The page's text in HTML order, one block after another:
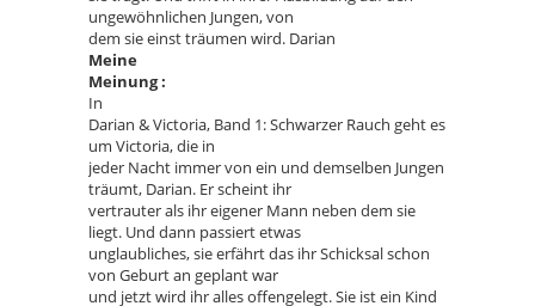
ungewöhnlichen Jungen, von
dem sie einst träumen wird. Darian
Meine
Meinung :
In
Darian & Victoria, Band 1: Schwarzer Rauch geht es
um Victoria, die in
jeder Nacht immer von ein und demselben Jungen
träumt, Darian. Er scheint ihr
vertrauter als ihr eigener Mann neben dem sie
liegt. Und dann passiert etwas
unglaubliches, sie erfährt das ihr Schicksal schon
von Geburt an geplant war
und jetzt wird ihr alles offengelegt. Sie ist ein Kind